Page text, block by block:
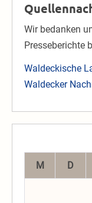
Wir bedanken
Presseberichte
Waldeckische
Waldecker
M
D